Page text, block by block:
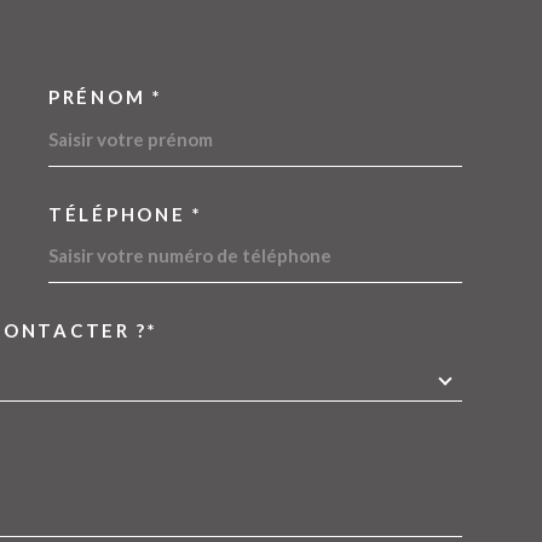
PRÉNOM *
TÉLÉPHONE *
?*